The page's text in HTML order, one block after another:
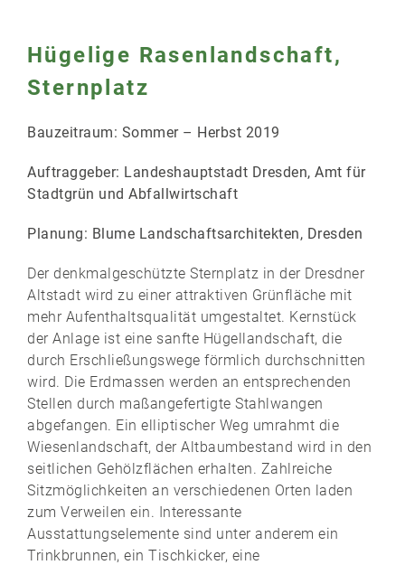
Hügelige Rasenlandschaft,
Sternplatz
Bauzeitraum: Sommer – Herbst 2019
Auftraggeber: Landeshauptstadt Dresden, Amt für
Stadtgrün und Abfallwirtschaft
Planung: Blume Landschaftsarchitekten, Dresden
Der denkmalgeschützte Sternplatz in der Dresdner
Altstadt wird zu einer attraktiven Grünfläche mit
mehr Aufenthaltsqualität umgestaltet. Kernstück
der Anlage ist eine sanfte Hügellandschaft, die
durch Erschließungswege förmlich durchschnitten
wird. Die Erdmassen werden an entsprechenden
Stellen durch maßangefertigte Stahlwangen
abgefangen. Ein elliptischer Weg umrahmt die
Wiesenlandschaft, der Altbaumbestand wird in den
seitlichen Gehölzflächen erhalten. Zahlreiche
Sitzmöglichkeiten an verschiedenen Orten laden
zum Verweilen ein. Interessante
Ausstattungselemente sind unter anderem ein
Trinkbrunnen, ein Tischkicker, eine